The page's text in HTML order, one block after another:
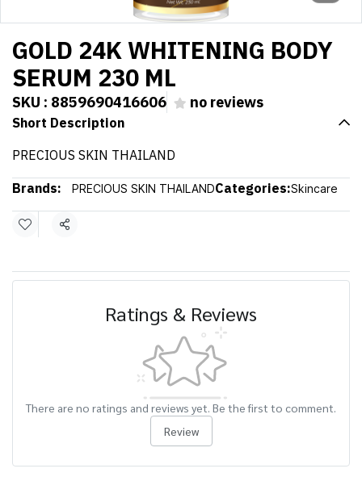
GOLD 24K WHITENING BODY
SERUM 230 ML
SKU : 8859690416606 no reviews
Short Description
PRECIOUS SKIN THAILAND
Brands: PRECIOUS SKIN THAILANDCategories:Skincare
Share
Ratings & Reviews
There are no ratings and reviews yet. Be the first to comment.
Review